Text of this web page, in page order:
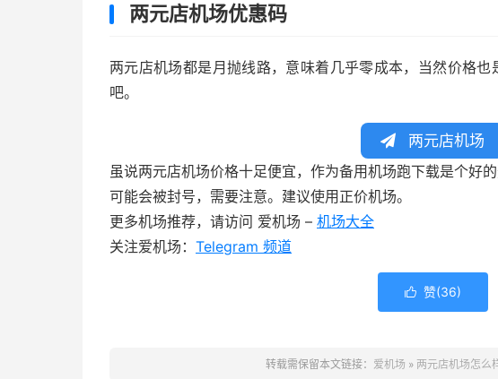
两元店机场优惠码
两元店机场都是月抛线路，意味着几乎零成本，当然价格
吧。
两元店机场
虽说两元店机场价格十足便宜，作为备用机场跑下载是个好
可能会被封号，需要注意。建议使用正价机场。
更多机场推荐，请访问 爱机场 – 机场大全
关注爱机场： Telegram 频道
 赞(36)
转载需保留本文链接： 爱机场 » 两元店机场怎么